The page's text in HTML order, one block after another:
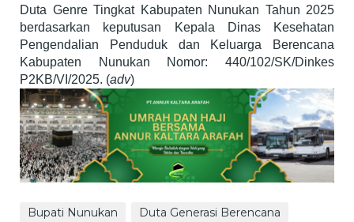
Duta Genre Tingkat Kabupaten Nunukan Tahun 2025
berdasarkan keputusan Kepala Dinas Kesehatan
Pengendalian Penduduk dan Keluarga Berencana
Kabupaten Nunukan Nomor: 440/102/SK/Dinkes
P2KB/VI/2025. (adv)
Bupati Nunukan
Duta Generasi Berencana